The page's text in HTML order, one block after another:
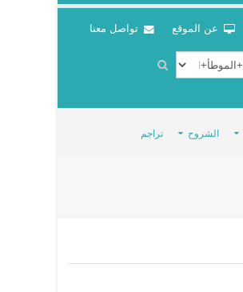
عن الموقع تواصل معنا
الشروح تراجم